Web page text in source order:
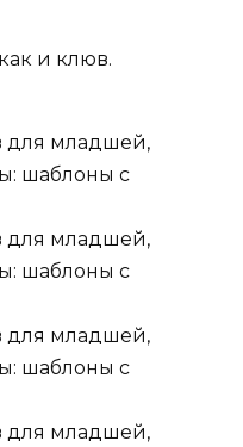
и клюв.